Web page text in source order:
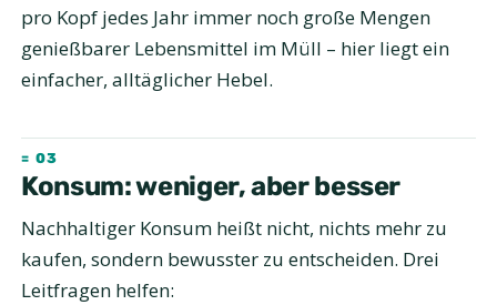
pro Kopf jedes Jahr immer noch große Mengen
genießbarer Lebensmittel im Müll – hier liegt ein
einfacher, alltäglicher Hebel.
Konsum: weniger, aber besser
Nachhaltiger Konsum heißt nicht, nichts mehr zu
kaufen, sondern bewusster zu entscheiden. Drei
Leitfragen helfen: